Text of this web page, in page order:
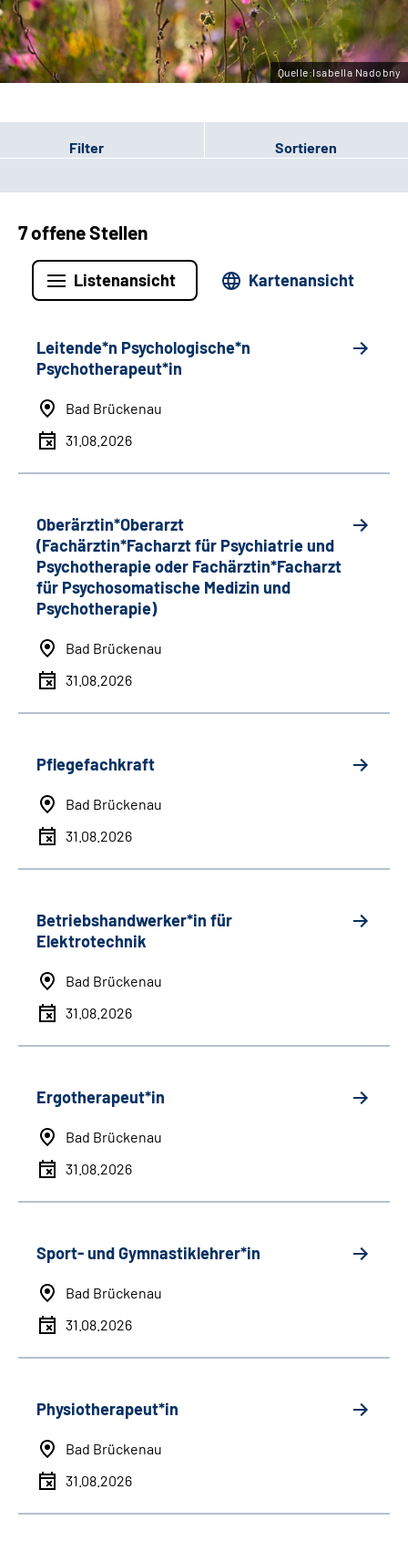
Leichte Sprache
Gebärdensprache
Quelle:Isabella Nadobny
Filter Sortieren
7 offene Stellen
Listenansicht Kartenansicht
Leitende*n Psychologische*n
Psychotherapeut*in
Bad Brückenau
31.08.2026
Oberärztin*Oberarzt
(Fachärztin*Facharzt für Psychiatrie und
Psychotherapie oder Fachärztin*Facharzt
für Psychosomatische Medizin und
Psychotherapie)
Bad Brückenau
31.08.2026
Pflegefachkraft
Bad Brückenau
31.08.2026
Betriebshandwerker*in für
Elektrotechnik
Bad Brückenau
31.08.2026
Ergotherapeut*in
Bad Brückenau
31.08.2026
Sport- und Gymnastiklehrer*in
Bad Brückenau
31.08.2026
Physiotherapeut*in
Bad Brückenau
31.08.2026